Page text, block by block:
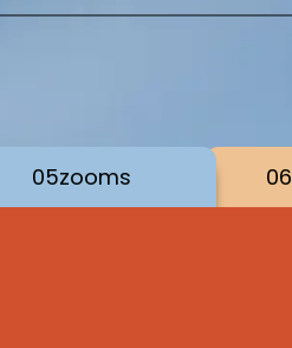
05zooms 06